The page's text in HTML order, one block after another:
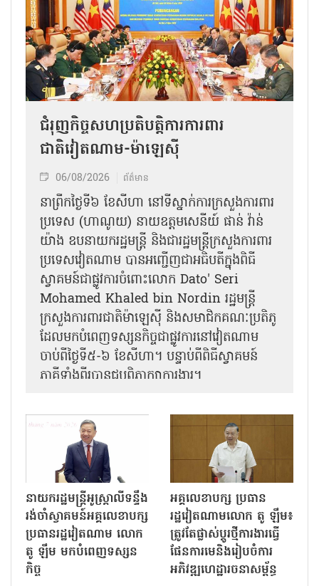
ជំរុញកិច្ចសហប្រតិបត្តិការការពារ
ជាតិវៀតណាម-ម៉ាឡេស៊ី
06/08/2026 ព័ត៌មាន
នា​ព្រឹកថ្ងៃទី៦ ខែសីហា នៅទីស្នាក់ការក្រសួងការពារ
ប្រទេស (ហាណូយ) នាយឧត្តមសេនីយ៍ ផាន់ វ៉ាន់
យ៉ាង ឧបនាយករដ្ឋមន្ត្រី និងជារដ្ឋមន្ត្រីក្រសួងការពារ
ប្រទេសវៀតណាម បានអញ្ជើញជាអធិបតីក្នុងពិធី
ស្វាគមន៍ជាផ្លូវការ​ចំពោះលោក Dato' Seri
Mohamed Khaled bin Nordin រដ្ឋមន្ត្រី
ក្រសួងការពារជាតិម៉ាឡេស៊ី និងសមាជិកគណៈប្រតិភូ
ដែលមកបំពេញទស្សនកិច្ចជាផ្លូវការនៅវៀតណាម
ចាប់ពីថ្ងៃទី៥-៦ ខែសីហា។ បន្ទាប់ពីពិធីស្វាគមន៍
ភាគីទាំងពីរបានជួបពិភាក្សាការងារ​។
នាយករដ្ឋមន្ត្រីអូស្ត្រាលីទន្ទឹង
រង់ចាំស្វាគមន៍អគ្គលេខាបក្ស
ប្រធានរដ្ឋវៀតណាម លោក
តូ ឡឹម មកបំពេញទស្សន
កិច្ច
អគ្គលេខាបក្ស ប្រធាន
រដ្ឋវៀតណាមលោក តូ ឡឹម៖
ត្រូវតែផ្លាស់ប្ដូរថ្មីការងារធ្វើ
ផែនការមេនិងរៀបចំការ
អភិវឌ្ឍហេដ្ឋារចនាសម្ព័ន្ធ